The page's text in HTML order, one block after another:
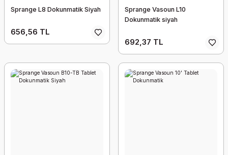
Sprange L8 Dokunmatik Siyah
656,56 TL
Sprange Vasoun L10
Dokunmatik siyah
692,37 TL